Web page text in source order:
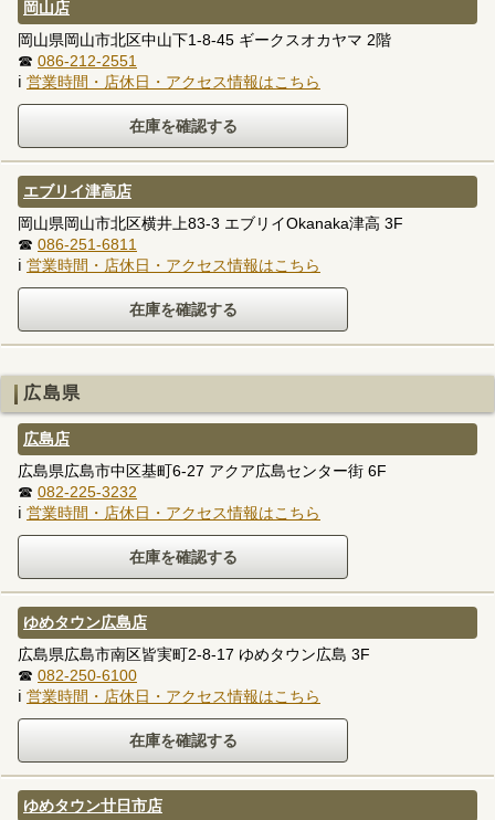
岡山店
岡山県岡山市北区中山下1-8-45 ギークスオカヤマ 2階
☎ 086-212-2551
ℹ 営業時間・店休日・アクセス情報はこちら
エブリイ津高店
岡山県岡山市北区横井上83-3 エブリイOkanaka津高 3F
☎ 086-251-6811
ℹ 営業時間・店休日・アクセス情報はこちら
広島県
広島店
広島県広島市中区基町6-27 アクア広島センター街 6F
☎ 082-225-3232
ℹ 営業時間・店休日・アクセス情報はこちら
ゆめタウン広島店
広島県広島市南区皆実町2-8-17 ゆめタウン広島 3F
☎ 082-250-6100
ℹ 営業時間・店休日・アクセス情報はこちら
ゆめタウン廿日市店